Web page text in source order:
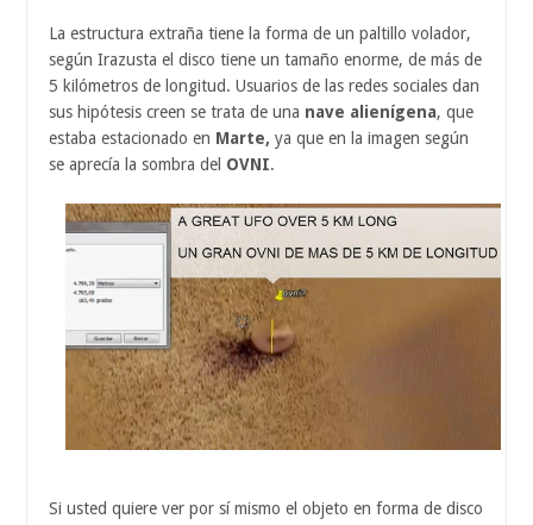
La estructura extraña tiene la forma de un paltillo volador,
según Irazusta el disco tiene un tamaño enorme, de más de
5 kilómetros de longitud. Usuarios de las redes sociales dan
sus hipótesis creen se trata de una nave alienígena, que
estaba estacionado en Marte, ya que en la imagen según
se aprecía la sombra del OVNI.
Si usted quiere ver por sí mismo el objeto en forma de disco